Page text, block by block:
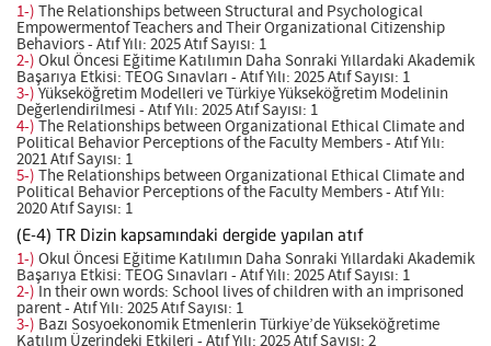
1-) The Relationships between Structural and Psychological
Empowermentof Teachers and Their Organizational Citizenship
Behaviors - Atıf Yılı: 2025 Atıf Sayısı: 1
2-) Okul Öncesi Eğitime Katılımın Daha Sonraki Yıllardaki Akademik
Başarıya Etkisi: TEOG Sınavları - Atıf Yılı: 2025 Atıf Sayısı: 1
3-) Yükseköğretim Modelleri ve Türkiye Yükseköğretim Modelinin
Değerlendirilmesi - Atıf Yılı: 2025 Atıf Sayısı: 1
4-) The Relationships between Organizational Ethical Climate and
Political Behavior Perceptions of the Faculty Members - Atıf Yılı:
2021 Atıf Sayısı: 1
5-) The Relationships between Organizational Ethical Climate and
Political Behavior Perceptions of the Faculty Members - Atıf Yılı:
2020 Atıf Sayısı: 1
(E-4) TR Dizin kapsamındaki dergide yapılan atıf
1-) Okul Öncesi Eğitime Katılımın Daha Sonraki Yıllardaki Akademik
Başarıya Etkisi: TEOG Sınavları - Atıf Yılı: 2025 Atıf Sayısı: 1
2-) In their own words: School lives of children with an imprisoned
parent - Atıf Yılı: 2025 Atıf Sayısı: 1
3-) Bazı Sosyoekonomik Etmenlerin Türkiye’de Yükseköğretime
Katılım Üzerindeki Etkileri - Atıf Yılı: 2025 Atıf Sayısı: 2